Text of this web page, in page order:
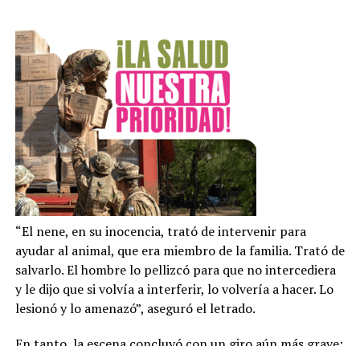
“El nene, en su inocencia, trató de intervenir para
ayudar al animal, que era miembro de la familia. Trató de
salvarlo. El hombre lo pellizcó para que no intercediera
y le dijo que si volvía a interferir, lo volvería a hacer. Lo
lesionó y lo amenazó”, aseguró el letrado.